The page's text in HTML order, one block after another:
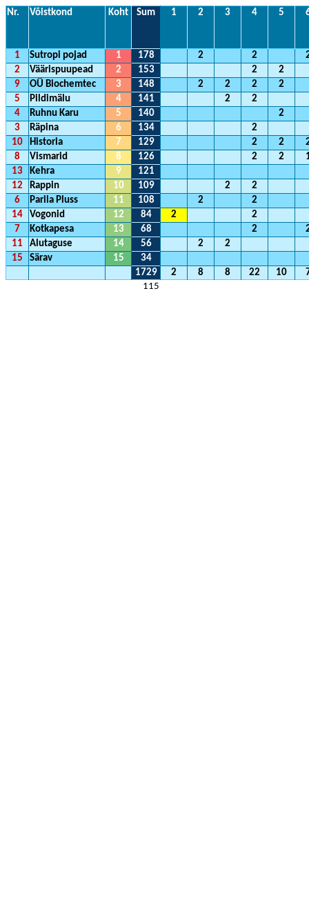
Nr. Võistkond Koht Sum 1 2 3 4 5
1 Sutropi pojad 1 178 2 2
2
Väärispuupead 2 153 2
2
9
OÜ Biochemtec 3 148 2 2 2
2
5
Pildimälu 4 141 2
2
4
Ruhnu Karu 5 140
2
3
Räpina 6 134
2
10
Historia 7 129 2 2
8
Vismarid 8 126 2 2
13
Kehra 9
121
12
Rappin 10 109 2
2
6
Parila Pluss 11 108 2
2
14
Vogonid 12 84 2
2
7
Kotkapesa 13 68 2
11
Alutaguse 14 56 2
2
15
Särav 15
34
1729
2 8 8 22 10
115